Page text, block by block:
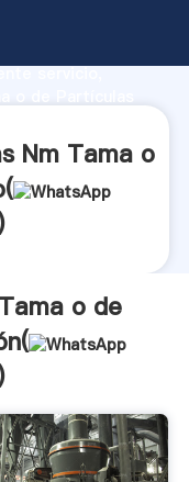
servicio,
Nm Tama o
o de